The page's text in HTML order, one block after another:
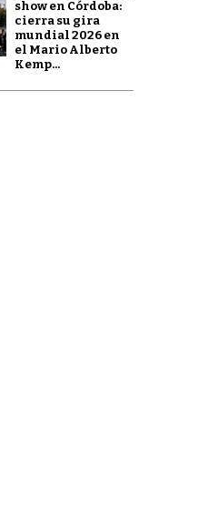
show en Córdoba:
cierra su gira
mundial 2026 en
el Mario Alberto
Kemp...